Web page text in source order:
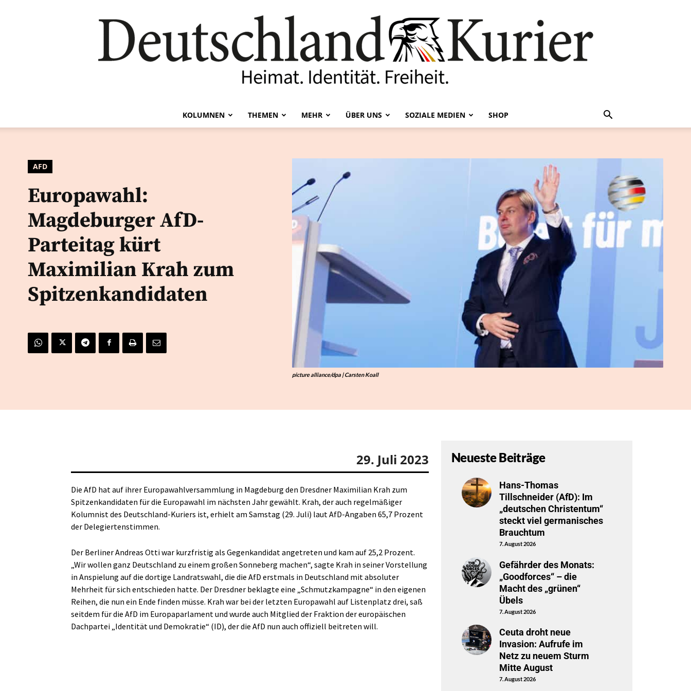
KOLUMNEN THEMEN MEHR ÜBER UNS SOZIALE MEDIEN SHOP
AFD
Europawahl:
Magdeburger AfD-
Parteitag kürt
Maximilian Krah zum
Spitzenkandidaten
picture alliance/dpa | Carsten Koall
29. Juli 2023
Die AfD hat auf ihrer Europawahlversammlung in Magdeburg den Dresdner Maximilian Krah zum
Spitzenkandidaten für die Europawahl im nächsten Jahr gewählt. Krah, der auch regelmäßiger
Kolumnist des Deutschland-Kuriers ist, erhielt am Samstag (29. Juli) laut AfD-Angaben 65,7 Prozent
der Delegiertenstimmen.
Der Berliner Andreas Otti war kurzfristig als Gegenkandidat angetreten und kam auf 25,2 Prozent.
„Wir wollen ganz Deutschland zu einem großen Sonneberg machen“, sagte Krah in seiner Vorstellung
in Anspielung auf die dortige Landratswahl, die die AfD erstmals in Deutschland mit absoluter
Mehrheit für sich entschieden hatte. Der Dresdner beklagte eine „Schmutzkampagne“ in den eigenen
Reihen, die nun ein Ende finden müsse. Krah war bei der letzten Europawahl auf Listenplatz drei, saß
seitdem für die AfD im Europaparlament und wurde auch Mitglied der Fraktion der europäischen
Dachpartei „Identität und Demokratie“ (ID), der die AfD nun auch offiziell beitreten will.
Neueste Beiträge
Hans-Thomas
Tillschneider (AfD): Im
„deutschen Christentum“
steckt viel germanisches
Brauchtum
7. August 2026
Gefährder des Monats:
„Goodforces“ – die
Macht des „grünen“
Übels
7. August 2026
Ceuta droht neue
Invasion: Aufrufe im
Netz zu neuem Sturm
Mitte August
7. August 2026